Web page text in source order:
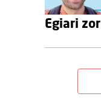
Egiari zor